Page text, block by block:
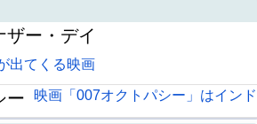
ザー・デイ
出てくる映画
ー 映画「007オクトパシー」はインド